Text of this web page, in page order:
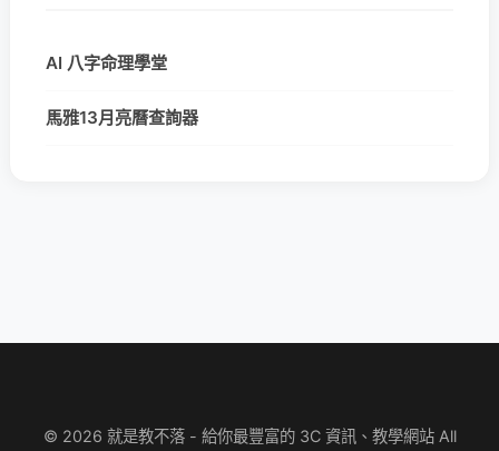
AI 八字命理學堂
馬雅13月亮曆查詢器
© 2026 就是教不落 - 給你最豐富的 3C 資訊、教學網站 All